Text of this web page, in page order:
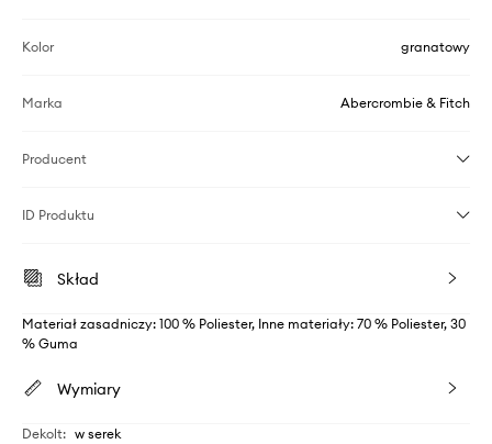
Kolor granatowy
Marka Abercrombie & Fitch
Producent
ID Produktu
Skład
Materiał zasadniczy: 100 % Poliester, Inne materiały: 70 % Poliester, 30
% Guma
Wymiary
Dekolt: w serek